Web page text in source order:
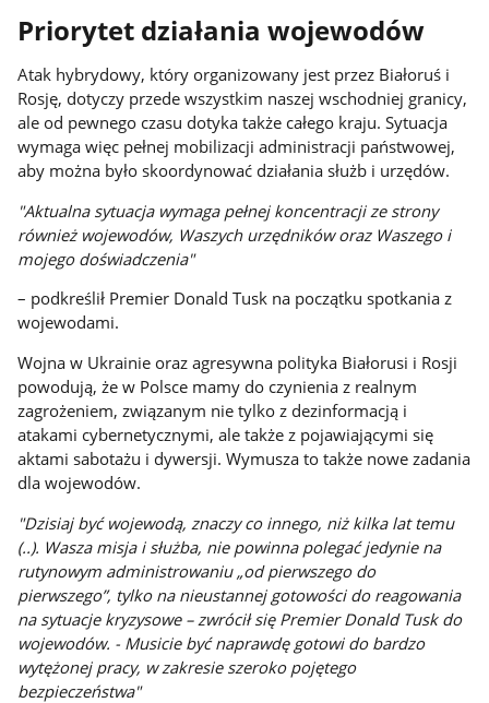
Priorytet działania wojewodów
Atak hybrydowy, który organizowany jest przez Białoruś i
Rosję, dotyczy przede wszystkim naszej wschodniej granicy,
ale od pewnego czasu dotyka także całego kraju. Sytuacja
wymaga więc pełnej mobilizacji administracji państwowej,
aby można było skoordynować działania służb i urzędów.
"Aktualna sytuacja wymaga pełnej koncentracji ze strony
również wojewodów, Waszych urzędników oraz Waszego i
mojego doświadczenia"
– podkreślił Premier Donald Tusk na początku spotkania z
wojewodami.
Wojna w Ukrainie oraz agresywna polityka Białorusi i Rosji
powodują, że w Polsce mamy do czynienia z realnym
zagrożeniem, związanym nie tylko z dezinformacją i
atakami cybernetycznymi, ale także z pojawiającymi się
aktami sabotażu i dywersji. Wymusza to także nowe zadania
dla wojewodów.
"Dzisiaj być wojewodą, znaczy co innego, niż kilka lat temu
(..). Wasza misja i służba, nie powinna polegać jedynie na
rutynowym administrowaniu „od pierwszego do
pierwszego”, tylko na nieustannej gotowości do reagowania
na sytuacje kryzysowe – zwrócił się Premier Donald Tusk do
wojewodów. - Musicie być naprawdę gotowi do bardzo
wytężonej pracy, w zakresie szeroko pojętego
bezpieczeństwa"